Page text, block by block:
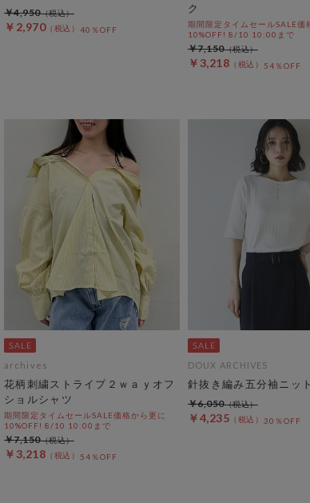
￥2,970 40％OFF
￥4,950
ク
期間限定タイムセールSALE価
10%OFF! 8/10 10:00まで
￥3,218 54％OFF
￥7,150
archives
花柄刺繍ストライプ２ｗａｙオフ
ショルシャツ
期間限定タイムセールSALE価格から更に
10%OFF! 8/10 10:00まで
￥3,218 54％OFF
￥7,150
DOUX ARCHIVES
針抜き編み五分袖ニッ
￥4,235 30％OFF
￥6,050